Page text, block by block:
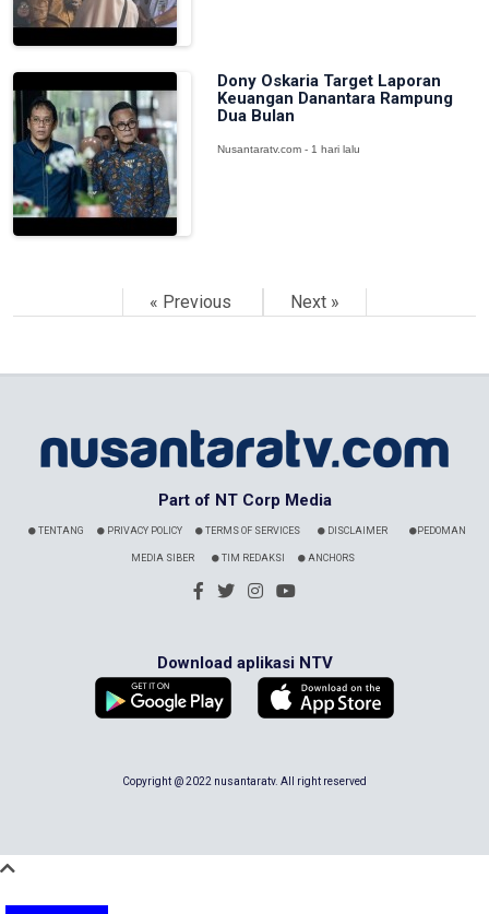
Dony Oskaria Target Laporan
Keuangan Danantara Rampung
Dua Bulan
Nusantaratv.com - 1 hari lalu
« Previous Next »
Part of NT Corp Media
TENTANG PRIVACY POLICY TERMS OF SERVICES DISCLAIMER PEDOMAN
MEDIA SIBER TIM REDAKSI ANCHORS
Download aplikasi NTV
Copyright @ 2022 nusantaratv. All right reserved